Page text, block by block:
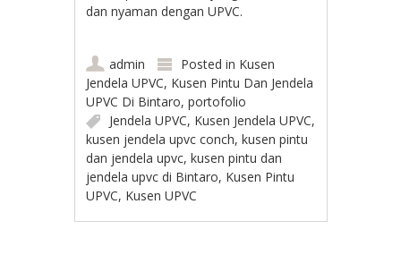
dan nyaman dengan UPVC.
admin Posted in Kusen
Jendela UPVC, Kusen Pintu Dan Jendela
UPVC Di Bintaro,portofolio
Jendela UPVC, Kusen Jendela UPVC,
kusen jendela upvc conch,kusen pintu
dan jendela upvc,kusen pintu dan
jendela upvc di Bintaro, Kusen Pintu
UPVC, Kusen UPVC